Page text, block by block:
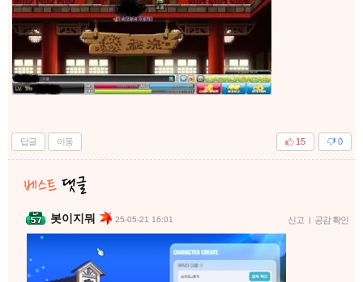
답글 이동 0
15
봇이지뭐 25-05-21 16:01 신고 | 공감 확인